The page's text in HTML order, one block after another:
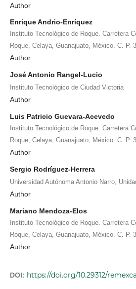
Author
Enrique Andrio-Enríquez
Instituto Tecnológico de Roque. Carretera
Roque, Celaya, Guanajuato, México. C. P.
Author
José Antonio Rangel-Lucio
Instituto Tecnológico de Ciudad Victoria
Author
Luis Patricio Guevara-Acevedo
Instituto Tecnológico de Roque. Carretera
Roque, Celaya, Guanajuato, México. C. P.
Author
Sergio Rodríguez-Herrera
Universidad Autónoma Antonio Narro,
Author
Mariano Mendoza-Elos
Instituto Tecnológico de Roque. Carretera
Roque, Celaya, Guanajuato, México. C. P.
Author
DOI: https://doi.org/10.29312/